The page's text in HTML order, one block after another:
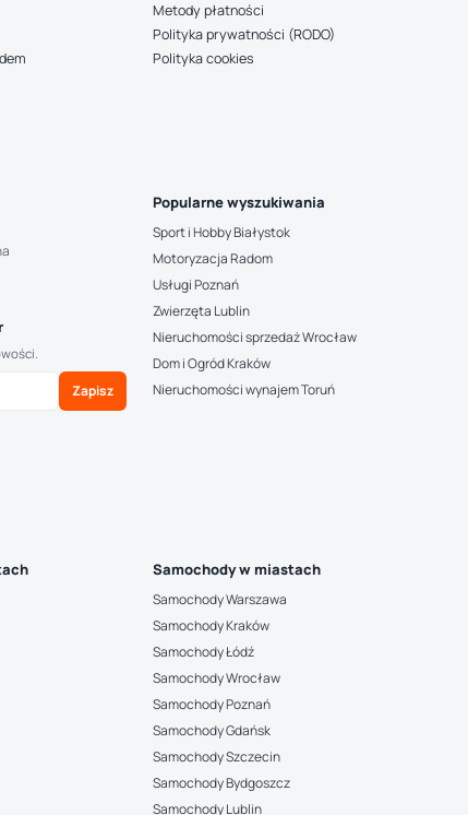
Metody płatności
Polityka prywatności (RODO)
Polityka cookies
Zapisz
Popularne wyszukiwania
Sport i Hobby Białystok
Motoryzacja Radom
Usługi Poznań
Zwierzęta Lublin
Nieruchomości sprzedaż Wrocław
Dom i Ogród Kraków
Nieruchomości wynajem Toruń
Samochody w miastach
Samochody Warszawa
Samochody Kraków
Samochody Łódź
Samochody Wrocław
Samochody Poznań
Samochody Gdańsk
Samochody Szczecin
Samochody Bydgoszcz
Samochody Lublin